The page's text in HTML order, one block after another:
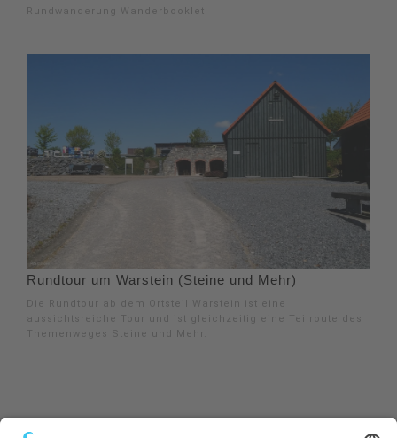
Rundwanderung Wanderbooklet
Rundtour um Warstein (Steine und Mehr)
Die Rundtour ab dem Ortsteil Warstein ist eine
aussichtsreiche Tour und ist gleichzeitig eine Teilroute des
Themenweges Steine und Mehr.